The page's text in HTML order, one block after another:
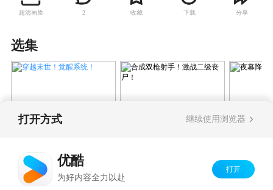
超清画质 2 收藏 下载 分享
选集
京ICP备06050721号-1
打开方式 继续使用浏览器
优酷
为好内容全力以赴
打开